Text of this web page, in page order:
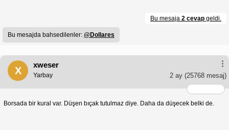
Bu mesaja 2 cevap geldi.
Bu mesajda bahsedilenler: @Dollares
X
xweser
2 ay (25768 mesaj)
Yarbay
Borsada bir kural var. Düşen bıçak tutulmaz diye. Daha da düşecek belki de.